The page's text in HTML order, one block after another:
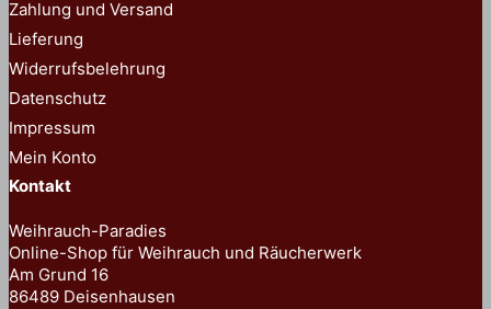
Zahlung und Versand
Lieferung
Widerrufsbelehrung
Datenschutz
Impressum
Mein Konto
Kontakt
Weihrauch-Paradies
Online-Shop für Weihrauch und Räucherwerk
Am Grund 16
86489 Deisenhausen